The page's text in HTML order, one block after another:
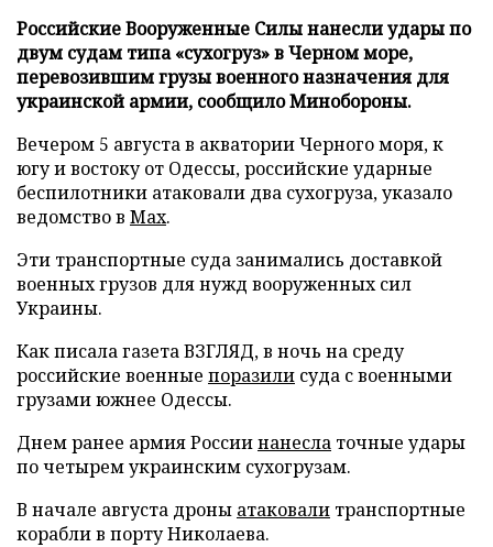
Российские Вооруженные Силы нанесли удары по
двум судам типа «сухогруз» в Черном море,
перевозившим грузы военного назначения для
украинской армии, сообщило Минобороны.
Вечером 5 августа в акватории Черного моря, к
югу и востоку от Одессы, российские ударные
беспилотники атаковали два сухогруза, указало
ведомство в Max.
Эти транспортные суда занимались доставкой
военных грузов для нужд вооруженных сил
Украины.
Как писала газета ВЗГЛЯД, в ночь на среду
российские военные поразили суда с военными
грузами южнее Одессы.
Днем ранее армия Россиинанесла точные удары
по четырем украинским сухогрузам.
В начале августа дроны атаковали транспортные
корабли в порту Николаева.